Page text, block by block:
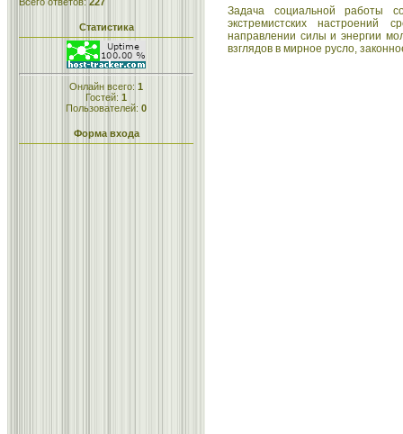
Статистика
Онлайн всего: 1
Гостей: 1
Пользователей: 0
Форма входа
Задача социальной работы
экстремистских
направлении силы и энергии
взглядов в мирное русло,